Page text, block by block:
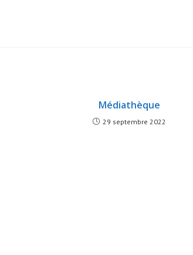
Médiathèque
29 septembre 2022